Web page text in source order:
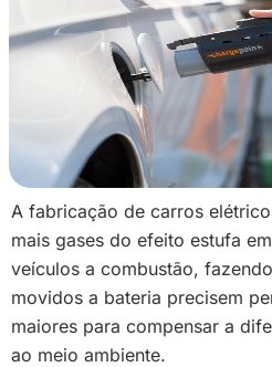
A fabricação de carros
mais gases do efeito estufa
veículos a combustão,
movidos a bateria precisem
maiores para compensar a
ao meio ambiente.